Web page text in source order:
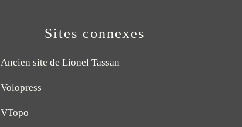
Sites connexes
Ancien site de Lionel Tassan
Volopress
VTopo